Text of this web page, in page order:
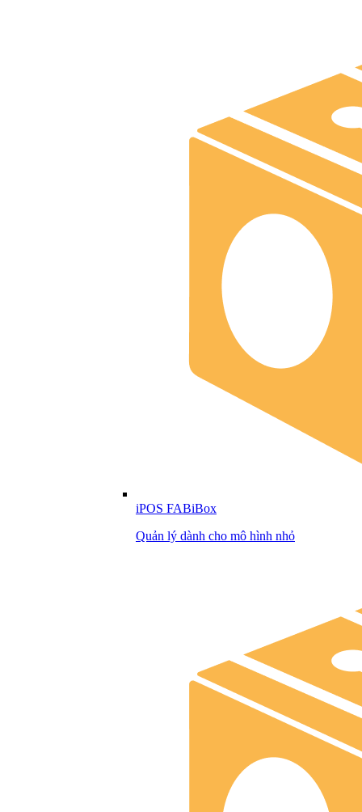
iPOS FABiBox
Quản lý dành cho mô hình nhỏ